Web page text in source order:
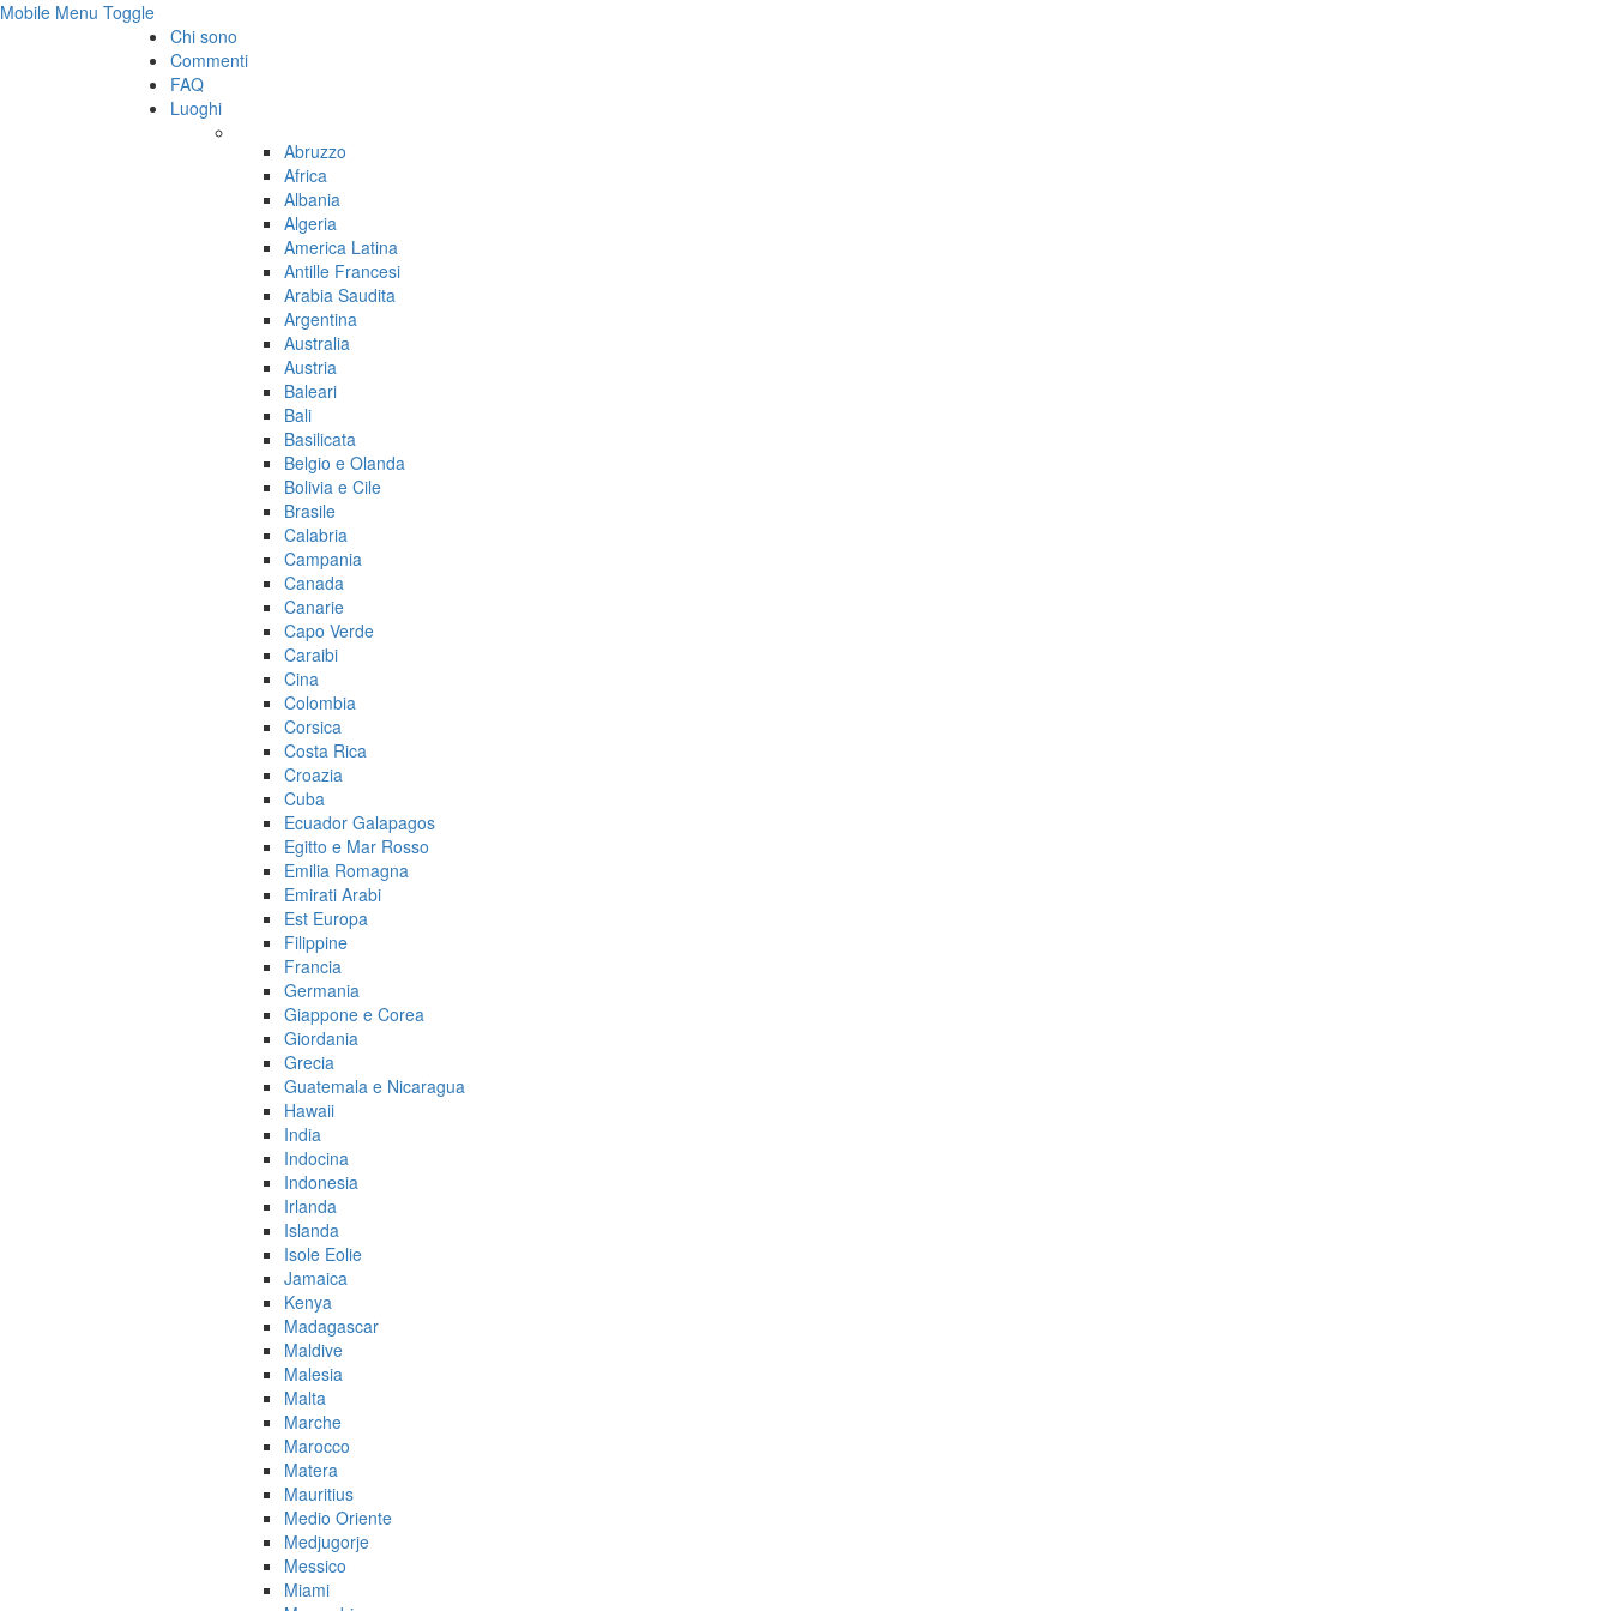
Mobile Menu Toggle
Chi sono
Commenti
FAQ
Luoghi
Abruzzo
Africa
Albania
Algeria
America Latina
Antille Francesi
Arabia Saudita
Argentina
Australia
Austria
Baleari
Bali
Basilicata
Belgio e Olanda
Bolivia e Cile
Brasile
Calabria
Campania
Canada
Canarie
Capo Verde
Caraibi
Cina
Colombia
Corsica
Costa Rica
Croazia
Cuba
Ecuador Galapagos
Egitto e Mar Rosso
Emilia Romagna
Emirati Arabi
Est Europa
Filippine
Francia
Germania
Giappone e Corea
Giordania
Grecia
Guatemala e Nicaragua
Hawaii
India
Indocina
Indonesia
Irlanda
Islanda
Isole Eolie
Jamaica
Kenya
Madagascar
Maldive
Malesia
Malta
Marche
Marocco
Matera
Mauritius
Medio Oriente
Medjugorje
Messico
Miami